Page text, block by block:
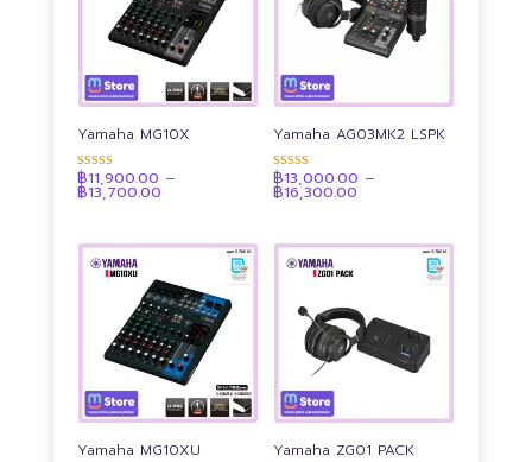
Yamaha MG10X
ให้คะแนน
4.89
ตั้งแต่ 1-5
฿11,900.00 –
฿13,700.00Price
฿13,700.00
Yamaha AG03MK2 LSPK
ให้คะแนน
4.89
ตั้งแต่ 1-5
฿13,000.00 –
฿16,300.00
฿16,300.00
Yamaha MG10XU Yamaha ZG01 PACK